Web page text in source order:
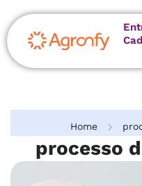
Home
processo